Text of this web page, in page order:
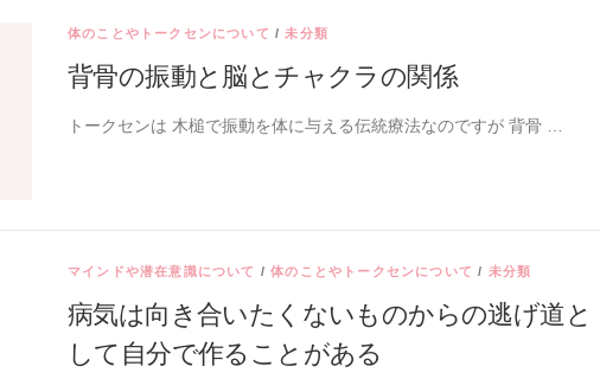
体のことやトークセンについて /未分類
背骨の振動と脳とチャクラの関係
トークセンは 木槌で振動を体に与える伝統療法なのですが 背骨 …
マインドや潜在意識について /体のことやトークセンについて / 未分類
病気は向き合いたくないものからの逃げ道と
して自分で作ることがある